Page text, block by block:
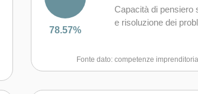
78.57%
Capacità di pensiero
e risoluzione dei
in azioni
Capacità di
Fonte dato: competenze